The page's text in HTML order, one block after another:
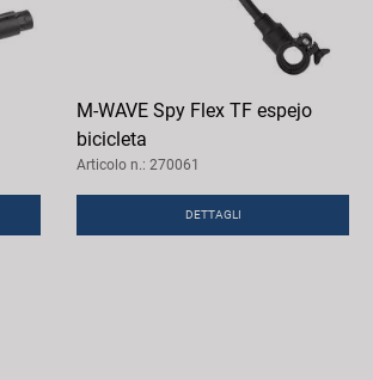
M-WAVE Spy Flex TF espejo
bicicleta
Articolo n.: 270061
DETTAGLI